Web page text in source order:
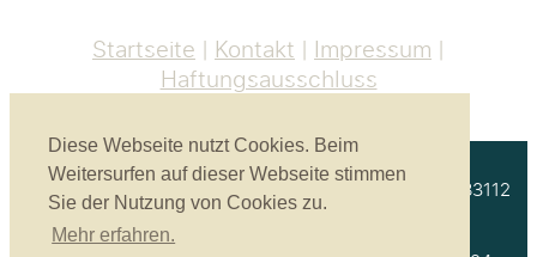
Diese Webseite nutzt Cookies. Beim
Weitersurfen auf dieser Webseite stimmen
Sie der Nutzung von Cookies zu.
Mehr erfahren.
Startseite Kontakt
Impressum
Haftungsausschluss
Akustikbau Heinrich GmbH | Unterprienmühle 4 a | 83112
Frasdorf